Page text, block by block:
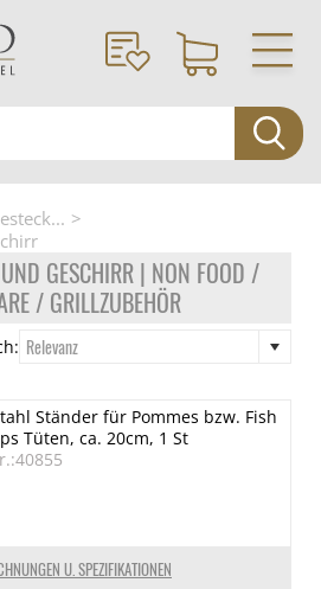
GESCHIRR | NON FOOD /
/ GRILLZUBEHÖR
Relevanz
U. SPEZIFIKATIONEN
Ständer für Pommes bzw. Fish
Tüten, ca. 20cm, 1 St